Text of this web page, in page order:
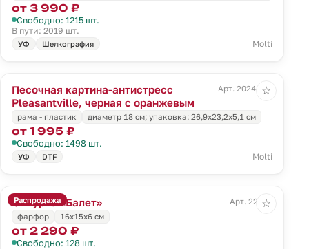
от 3 990 ₽
Свободно: 1215 шт.
В пути: 2019 шт.
УФ Шелкография Molti
Песочная картина-антистресс
Pleasantville, черная с оранжевым
Арт. 20244.03
рама - пластик диаметр 18 см; упаковка: 26,9x23,2x5,1 см
от 1 995 ₽
Свободно: 1498 шт.
УФ DTF Molti
☆
Распродажа
Фигурка «Балет»
Арт. 22419
фарфор
16х15х6 см
от 2 290 ₽
Свободно: 128 шт.
☆